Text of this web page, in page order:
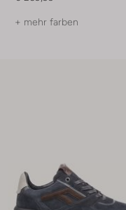
+ mehr farben